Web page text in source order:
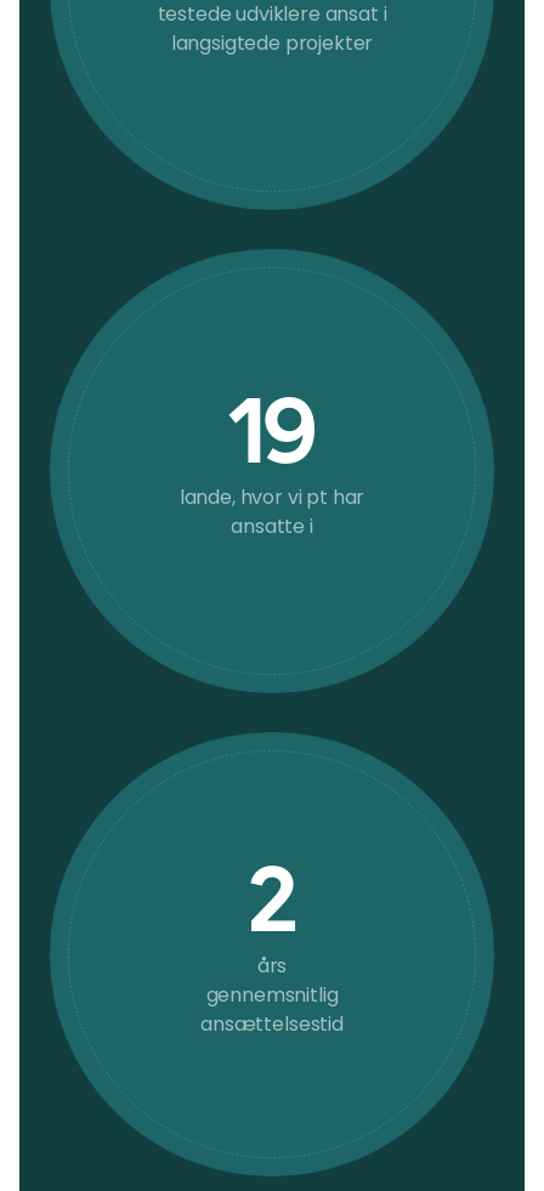
testede udviklere ansat i
langsigtede projekter
19
lande, hvor vi pt har
ansatte i
2
års
gennemsnitlig
ansættelsestid